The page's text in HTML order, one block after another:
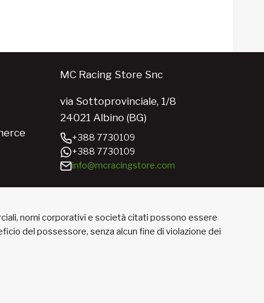
MC Racing Store Snc
via Sottoprovinciale, 1/8
24021 Albino (BG)
+388 7730109
+388 7730109
info@mcracingstore.com
nomi corporativi e società citati possono essere
del possessore, senza alcun fine di violazione dei